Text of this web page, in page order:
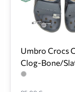
Umbro Crocs
Clog-Bone/